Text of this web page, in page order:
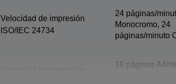
Velocidad de impresión
ISO/IEC 24734
24 páginas/
Monocromo, 24
páginas/minuto
Velocidad de impresión
16 páginas A4/